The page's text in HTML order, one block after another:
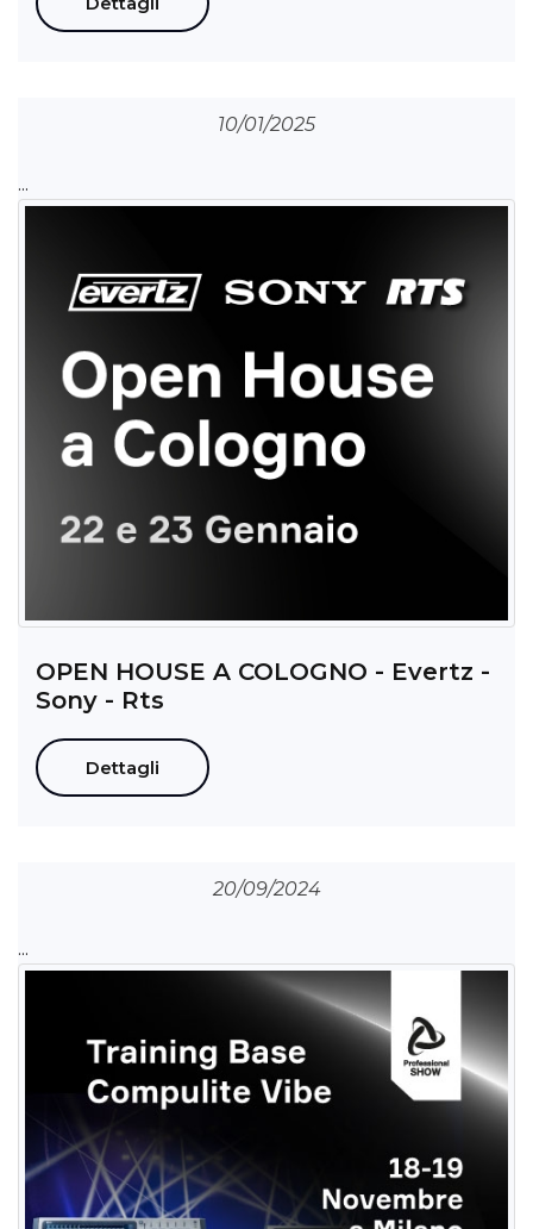
10/01/2025
...
OPEN HOUSE A COLOGNO - Evertz -
Sony - Rts
Dettagli
20/09/2024
...